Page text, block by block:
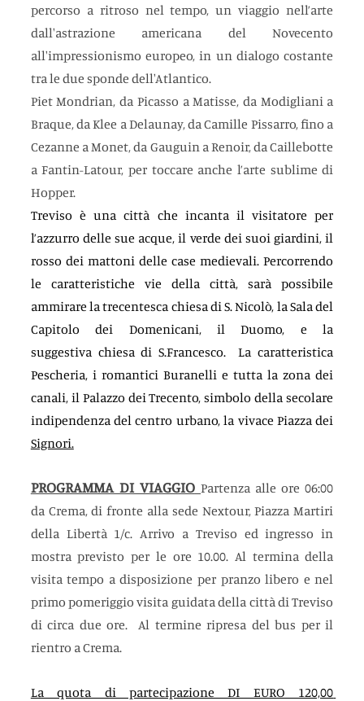
percorso a ritroso nel tempo, un viaggio nell’arte
dall'astrazione americana del Novecento
all'impressionismo europeo, in un dialogo costante
tra le due sponde dell'Atlantico.
Piet Mondrian, da Picasso a Matisse, da Modigliani a
Braque, da Klee a Delaunay, da Camille Pissarro, fino a
Cezanne a Monet, da Gauguin a Renoir, da Caillebotte
a Fantin-Latour, per toccare anche l’arte sublime di
Hopper.
Treviso è una città che incanta il visitatore per
l’azzurro delle sue acque, il verde dei suoi giardini, il
rosso dei mattoni delle case medievali. Percorrendo
le caratteristiche vie della città, sarà possibile
ammirare la trecentesca chiesa di S. Nicolò, la Sala del
Capitolo dei Domenicani, il Duomo, e la
suggestiva chiesa di S.Francesco.  La caratteristica
Pescheria, i romantici Buranelli e tutta la zona dei
canali, il Palazzo dei Trecento, simbolo della secolare
Signori.
PROGRAMMA DI VIAGGIO Partenza alle ore 06:00
da Crema, di fronte alla sede Nextour, Piazza Martiri
della Libertà 1/c. Arrivo a Treviso ed ingresso in
mostra previsto per le ore 10.00. Al termina della
visita tempo a disposizione per pranzo libero e nel
primo pomeriggio visita guidata della città di Treviso
di circa due ore.  Al termine ripresa del bus per il
rientro a Crema.
La quota di partecipazione DI EURO 120,00